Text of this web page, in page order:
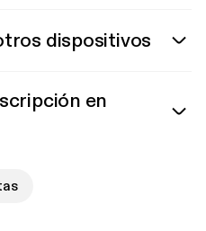
dispositivos
en